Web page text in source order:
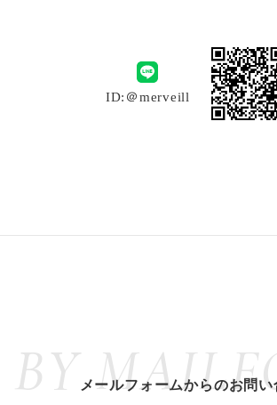
ID:＠merveill
BYメールフォームからのお問い